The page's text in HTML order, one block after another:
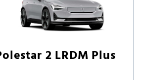
2 LRDM Plus